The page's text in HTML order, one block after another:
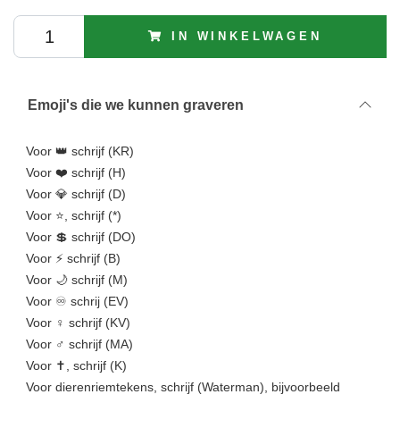
IN WINKELWAGEN
Emoji's die we kunnen graveren
Voor 👑 schrijf (KR)
Voor ❤️ schrijf (H)
Voor 💎 schrijf (D)
Voor ⭐, schrijf (*)
Voor 💲 schrijf (DO)
Voor ⚡ schrijf (B)
Voor 🌙 schrijf (M)
Voor ♾️ schrij (EV)
Voor ♀️ schrijf (KV)
Voor ♂️️ schrijf (MA)
Voor ✝, schrijf (K)
Voor dierenriemtekens, schrijf (Waterman), bijvoorbeeld